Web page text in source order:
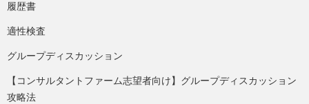
履歴書
適性検査
グループディスカッション
【コンサルタントファーム志望者向け】グループディスカッション
攻略法